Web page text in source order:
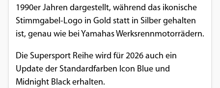
1990er Jahren dargestellt, während das ikonische
Stimmgabel-Logo in Gold statt in Silber gehalten
ist, genau wie bei Yamahas Werksrennmotorrädern.
Die Supersport Reihe wird für 2026 auch ein
Update der Standardfarben Icon Blue und
Midnight Black erhalten.